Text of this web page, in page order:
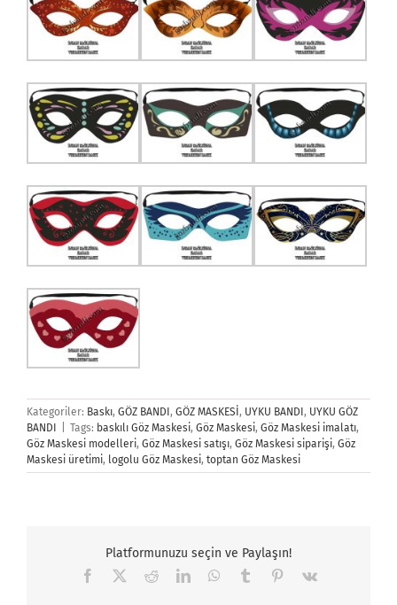
Kategoriler: Baskı, GÖZ BANDI , GÖZ MASKESİ , UYKU BANDI , UYKU GÖZ
BANDI
Tags: baskılı Göz Maskesi, Göz Maskesi, Göz Maskesi imalatı,
Göz Maskesi modelleri, Göz Maskesi satışı, Göz Maskesi siparişi, Göz
Maskesi üretimi, logolu Göz Maskesi, toptan Göz Maskesi
Platformunuzu seçin ve Paylaşın!
Facebook RedditLinkedInWhatsApp
Tumblr Pinterest
Vk